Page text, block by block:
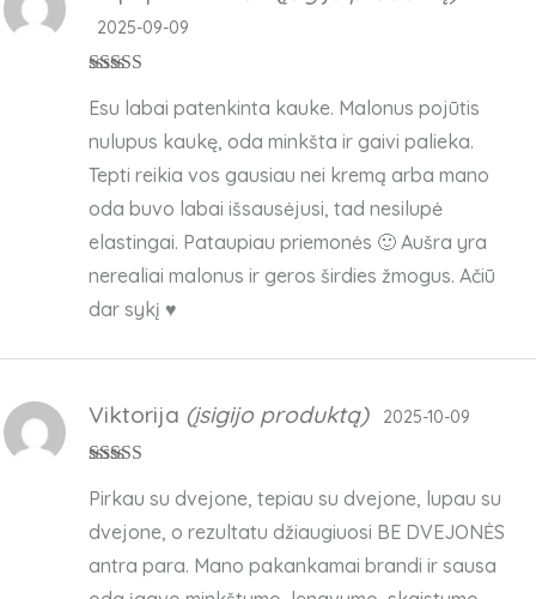
iš 5
2025-09-09
Esu labai patenkinta kauke. Malonus pojūtis
nulupus kaukę, oda minkšta ir gaivi palieka.
Tepti reikia vos gausiau nei kremą arba mano
oda buvo labai išsausėjusi, tad nesilupė
elastingai. Pataupiau priemonės 🙂 Aušra yra
nerealiai malonus ir geros širdies žmogus. Ačiū
dar sykį ♥️
iš 5
Viktorija (įsigijo produktą) 2025-10-09
Pirkau su dvejone, tepiau su dvejone, lupau su
dvejone, o rezultatu džiaugiuosi BE DVEJONĖS
antra para. Mano pakankamai brandi ir sausa